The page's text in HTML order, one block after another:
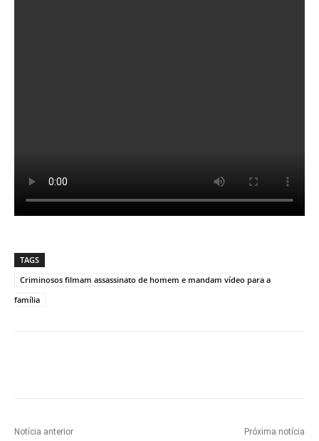
TAGS
Criminosos filmam assassinato de homem e mandam vídeo para a
família
Notícia anterior Próxima notícia